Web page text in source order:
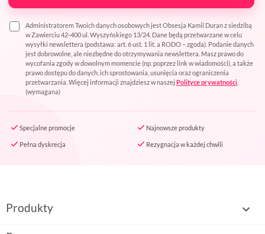
Administratorem Twoich danych osobowych jest Obsesja Kamil Duran z siedzibą
w Zawierciu 42-400 ul. Wyszyńskiego 13/24. Dane będą przetwarzane w celu
wysyłki newslettera (podstawa: art. 6 ust. 1 lit. a RODO – zgoda). Podanie danych
jest dobrowolne, ale niezbędne do otrzymywania newslettera. Masz prawo do
wycofania zgody w dowolnym momencie (np. poprzez link w wiadomości), a także
prawo dostępu do danych, ich sprostowania, usunięcia oraz ograniczenia
przetwarzania. Więcej informacji znajdziesz w naszej Polityce prywatności
(wymagana)
Specjalne promocje Najnowsze produkty
Pełna dyskrecja Rezygnacja w każdej chwili
Produkty 